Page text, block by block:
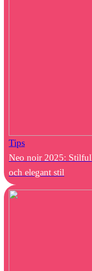
Tips
Neo noir 2025:
och elegant stil